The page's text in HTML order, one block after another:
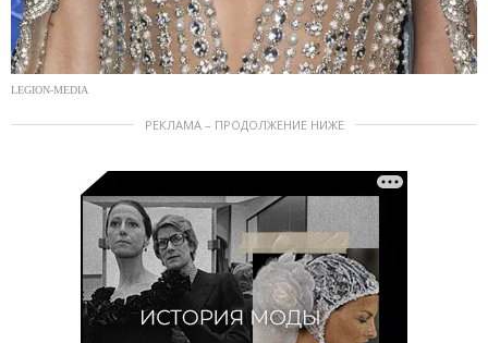
LEGION-MEDIA
РЕКЛАМА – ПРОДОЛЖЕНИЕ НИЖЕ